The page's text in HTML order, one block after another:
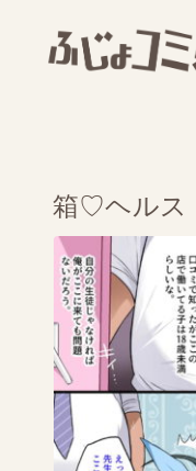
箱♡ヘルス